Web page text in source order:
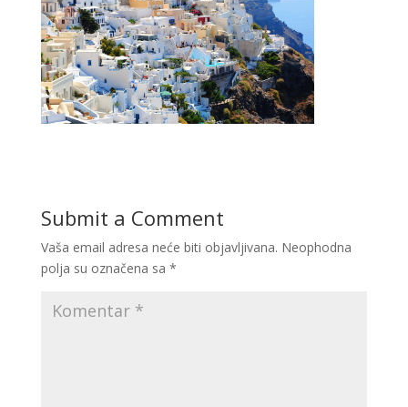
Submit a Comment
Vaša email adresa neće biti objavljivana. Neophodna
polja su označena sa *